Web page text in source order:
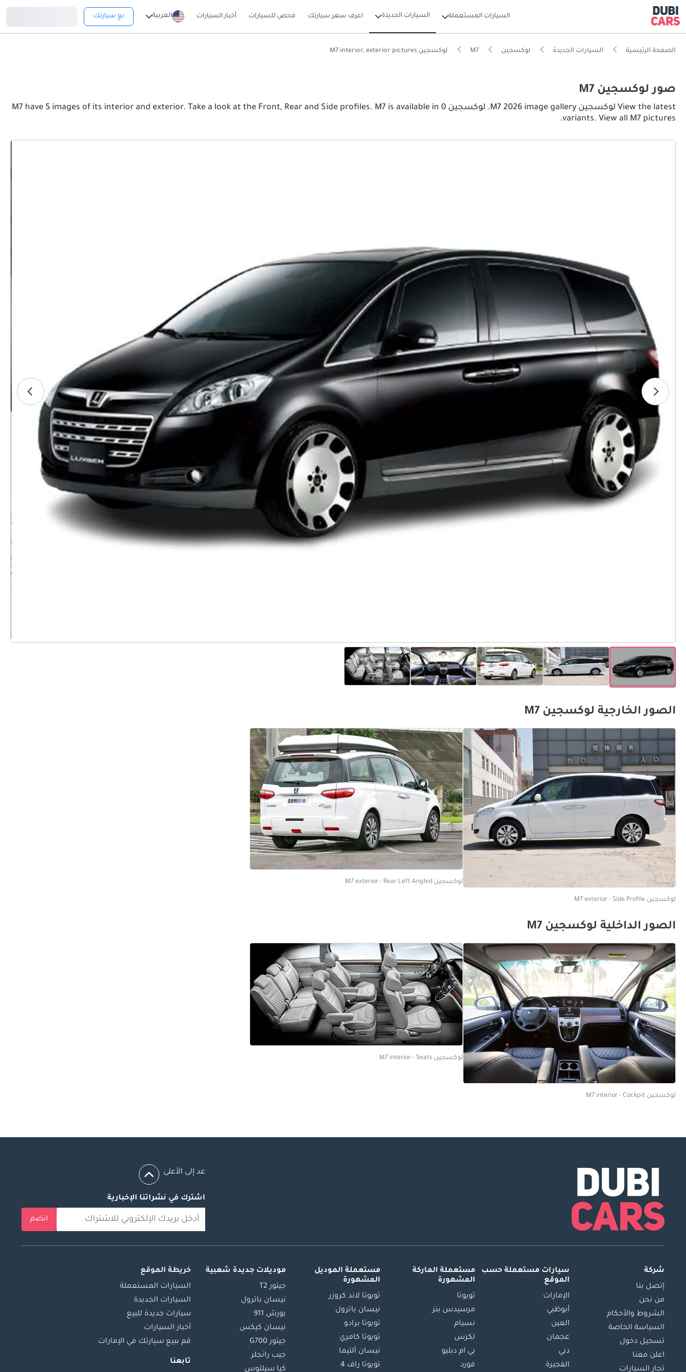
السيارات المستعملة السيارات الجديدة اعرف سعر سيارتك فحص للسيارات أخبار السيارات العربية بع سيارتك
الصفحة الرئيسية السيارات الجديدة لوكسجين M7 لوكسجين M7 interior, exterior pictures
صور لوكسجين M7
View the latest لوكسجين M7 2026 image gallery. لوكسجين M7 have 5 images of its interior and exterior. Take a look at the Front, Rear and Side profiles. M7 is available in 0
variants. View all M7 pictures.
الصور الخارجية لوكسجين M7
لوكسجين M7 exterior - Side Profile
لوكسجين M7 exterior - Rear Left Angled
الصور الداخلية لوكسجين M7
لوكسجين M7 interior - Cockpit
لوكسجين M7 interior - Seats
عد إلى الأعلى
اشترك في نشراتنا الإخبارية
انضم
شركة
إتصل بنا
من نحن
الشروط والأحكام
السياسة الخاصة
تسجيل دخول
اعلن معنا
تجار السيارات
سيارات مستعملة حسب
الموقع
الإمارات
أبوظبي
العين
عجمان
دبي
الفجيرة
مستعملة الماركة
المشهورة
تويوتا
مرسيدس بنز
نسيام
لكزس
بي ام دبليو
فورد
مستعملة الموديل
المشهورة
تويوتا لاند كروزر
نيسان باترول
تويوتا برادو
تويوتا كامري
نيسان ألتيما
تويوتا راف 4
موديلات جديدة شعبية
جيتور T2
نيسان باترول
بورش 911
نيسان كيكس
جيتور G700
جيب رانجلر
كيا سيلتوس
خريطة الموقع
السيارات المستعملة
السيارات الجديدة
سيارات جديدة للبيع
أخبار السيارات
قم ببيع سيارتك في الإمارات
تابعنا